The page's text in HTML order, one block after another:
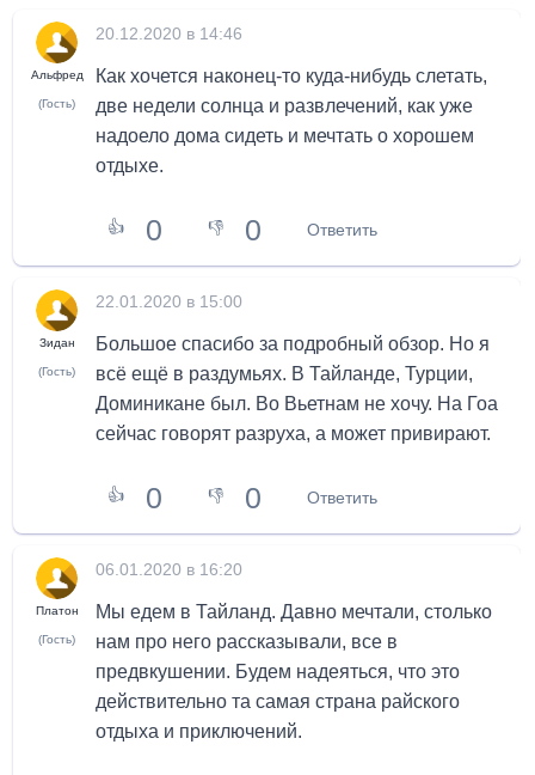
Альфред
(Гость)
20.12.2020 в 14:46
Как хочется наконец-то куда-нибудь слетать,
две недели солнца и развлечений, как уже
надоело дома сидеть и мечтать о хорошем
отдыхе.
👍 0 👎 0 Ответить
Зидан
(Гость)
22.01.2020 в 15:00
Большое спасибо за подробный обзор. Но я
всё ещё в раздумьях. В Тайланде, Турции,
Доминикане был. Во Вьетнам не хочу. На Гоа
сейчас говорят разруха, а может привирают.
👍 0 👎 0 Ответить
Платон
(Гость)
06.01.2020 в 16:20
Мы едем в Тайланд. Давно мечтали, столько
нам про него рассказывали, все в
предвкушении. Будем надеяться, что это
действительно та самая страна райского
отдыха и приключений.